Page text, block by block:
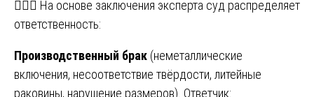
👨‍⚖️⚖️ На основе заключения эксперта суд распределяет
ответственность:
Производственный брак (неметаллические
включения, несоответствие твёрдости, литейные
раковины, нарушение размеров). Ответчик: